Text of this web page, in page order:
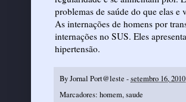
problemas de saúde do que elas
As internações de homens por
internações no SUS. Eles
hipertensão.
ByJornal Port@leste -setembro 16, 2010
Marcadores: homem,saude